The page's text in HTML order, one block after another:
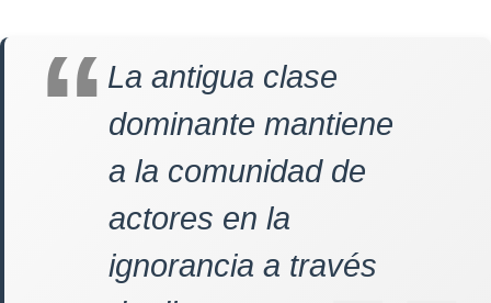
La antigua clase
dominante mantiene
a la comunidad de
actores en la
ignorancia a través